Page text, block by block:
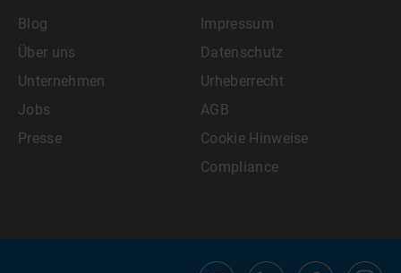
Blog
Über uns
Unternehmen
Jobs
Presse
Impressum
Datenschutz
Urheberrecht
AGB
Cookie Hinweise
Compliance